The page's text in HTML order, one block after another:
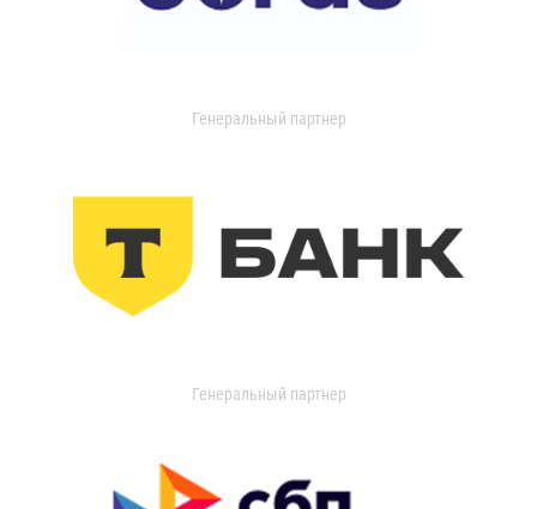
Генеральный партнер
Генеральный партнер